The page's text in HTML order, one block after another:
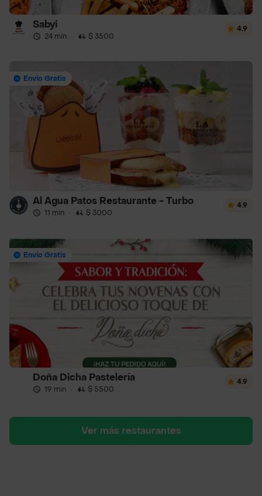
Sabyi
24 min · $ 3500
4.9
Envío Gratis
Al Agua Patos Restaurante - Turbo
11 min · $ 3000
4.9
Envío Gratis
Doña Dicha Pastelería
19 min · $ 5500
4.9
Ver más restaurantes